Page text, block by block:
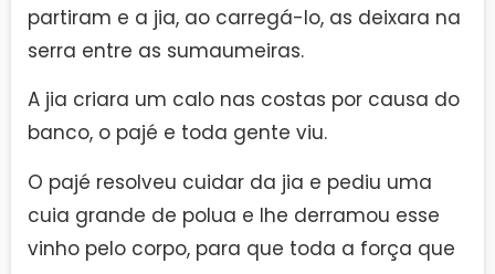
partiram e a jia, ao carregá-lo, as deixara na
serra entre as sumaumeiras.
A jia criara um calo nas costas por causa do
banco, o pajé e toda gente viu.
O pajé resolveu cuidar da jia e pediu uma
cuia grande de polua e lhe derramou esse
vinho pelo corpo, para que toda a força que